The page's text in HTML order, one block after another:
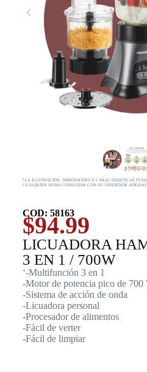
*LA ILUSTRACIÓN, DIMENSIONES Y CARACTERISTICAS
CUALQUIER DUDA CONSULTAR CON SU VENDEDOR
COD: 58163
$94.99
LICUADORA
3 EN 1 / 700W
‘-Multifunción 3 en 1
-Motor de potencia pico de 700
-Sistema de acción de onda
-Licuadora personal
-Procesador de alimentos
-Fácil de verter
-Fácil de limpiar